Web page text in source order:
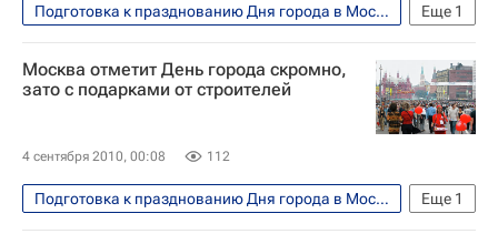
Еще 1
Подготовка к празднованию Дня города в Москве в 2010 году
Москва
Москва отметит День города скромно,
зато с подарками от строителей
4 сентября 2010, 00:08 112
Еще 1
Подготовка к празднованию Дня города в Москве в 2010 году
Москва